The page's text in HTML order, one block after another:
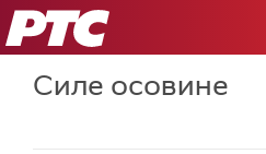
РТС
Силе осовине